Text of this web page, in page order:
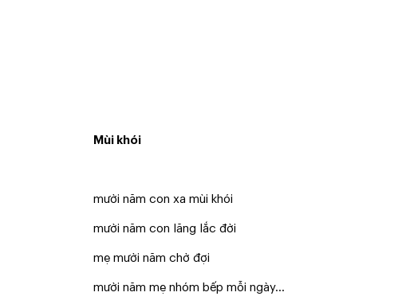
Mùi khói
mười năm con xa mùi khói
mười năm con lăng lắc đời
mẹ mười năm chờ đợi
mười năm mẹ nhóm bếp mỗi ngày…